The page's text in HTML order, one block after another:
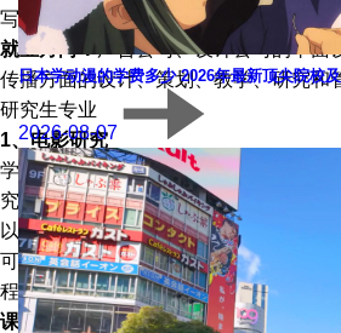
写作样本、SAT或ACT成绩、托福成绩
就业方向：
广告公司、设计公司的平
传播方面的设计、策划、教学、研究和
研究生专业
1、电影研究
学制为2年，宾夕法尼亚大学的课程可
究生证书。学生一旦被宾夕法尼亚大学
以申请该证书。已经在宾夕法尼亚大学
可以申请该证书。学生必须先被宾夕法
程录取，才能申请电影与媒体研究的研
课程费用：$51,156/年； 语言要求： 托
日本学动漫的学费多少 2026年最新顶尖院校
2026-08-07